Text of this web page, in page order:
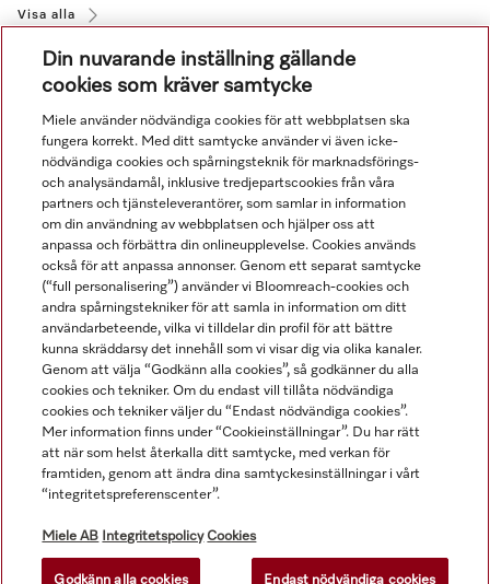
Visa alla
Navigering
Service
Alla produktpriser är exklusive moms.
Din nuvarande inställning gällande
cookies som kräver samtycke
Miele använder nödvändiga cookies för att webbplatsen ska
fungera korrekt. Med ditt samtycke använder vi även icke-
nödvändiga cookies och spårningsteknik för marknadsförings-
och analysändamål, inklusive tredjepartscookies från våra
partners och tjänsteleverantörer, som samlar in information
om din användning av webbplatsen och hjälper oss att
anpassa och förbättra din onlineupplevelse. Cookies används
också för att anpassa annonser. Genom ett separat samtycke
(“full personalisering”) använder vi Bloomreach-cookies och
andra spårningstekniker för att samla in information om ditt
användarbeteende, vilka vi tilldelar din profil för att bättre
kunna skräddarsy det innehåll som vi visar dig via olika kanaler.
Genom att välja “Godkänn alla cookies”, så godkänner du alla
cookies och tekniker. Om du endast vill tillåta nödvändiga
cookies och tekniker väljer du “Endast nödvändiga cookies”.
Mer information finns under “Cookieinställningar”. Du har rätt
att när som helst återkalla ditt samtycke, med verkan för
framtiden, genom att ändra dina samtyckesinställningar i vårt
“integritetspreferenscenter”.
Miele AB Integritetspolicy Cookies
Godkänn alla cookies Endast nödvändiga cookies